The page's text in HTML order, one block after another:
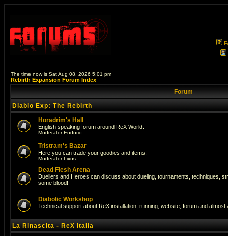
The time now is Sat Aug 08, 2026 5:01 pm
Rebirth Expansion Forum Index
Forum
Diablo Exp: The Rebirth
Horadrim's Hall
English speaking forum around ReX World.
ModeratorEndurio
Tristram's Bazar
Here you can trade your goodies and items.
ModeratorLixus
Dead Flesh Arena
Duellers and Heroes can discuss about dueling, tournaments, techniques,
some blood!
Diabolic Workshop
Technical support about ReX installation, running, website, forum and
La Rinascita - ReX Italia